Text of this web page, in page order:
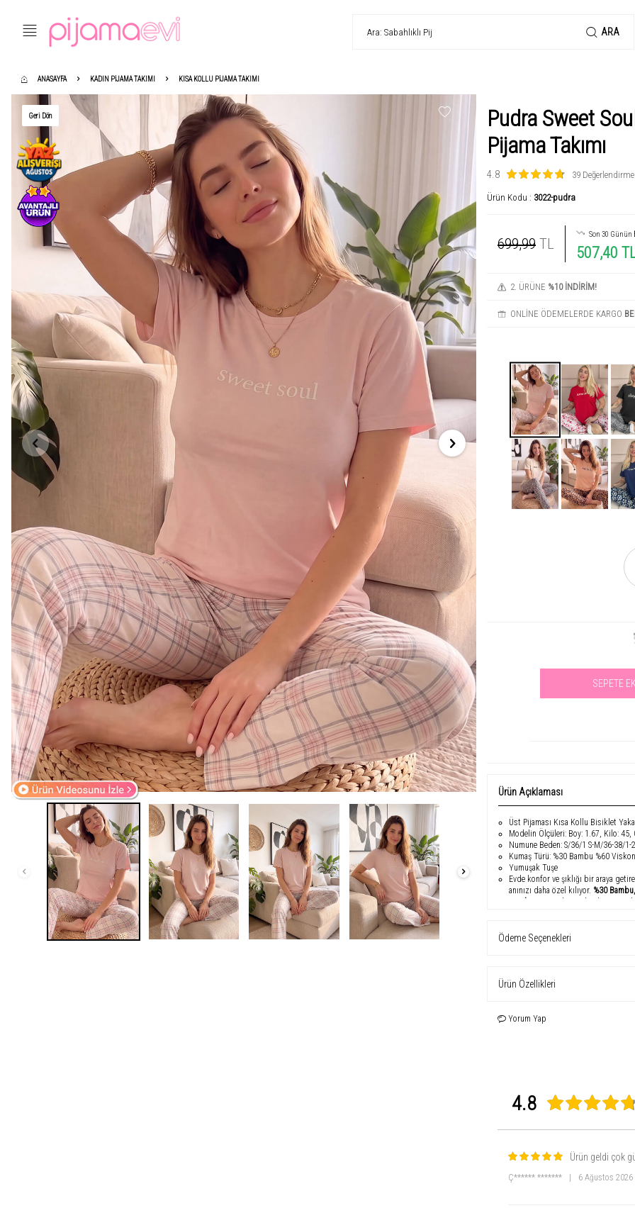
ARA
ANASAYFA KADIN PIJAMA TAKIMI KISA KOLLU PIJAMA TAKIMI
Geri Dön
Pudra Sweet
Pijama Takımı
4.8 39 Değerlendirme
Ürün Kodu : 3022-pudra
699,99 TL
Son 30 Günün
507,40
2. ÜRÜNE %10 İNDİRİM!
ONLİNE ÖDEMELERDE KARGO
SEPETE
Ürün Açıklaması
Üst Pijaması Kısa Kollu Bisiklet
Modelin Ölçüleri: Boy: 1.67, Kilo: 45,
Numune Beden: S/36/1 S-M/36-38/1-2
Kumaş Türü: %30 Bambu %60
Yumuşak Tuşe
Evde konfor ve şıklığı bir araya
anınızı daha özel kılıyor. %30
premium pijama seti
Yumuşacık tuşesi ile cildinizde
Lüks ve Yumuşak Dokunuş
Düğmeli Gömlek Yaka Üst
Hediye İçin Mükemmel Bir
Kolay Bakım : Makinede hassas
Ödeme Seçenekleri
Ürün Özellikleri
Yorum Yap
4.8
Ürün geldi çok
Ç****** ******* 6 Ağustos 2026